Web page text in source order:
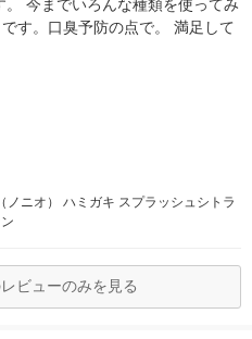
今までいろんな種類を使ってみ
す。口臭予防の点で。 満足して
ニオ） ハミガキ スプラッシュシトラ
ビューのみを見る